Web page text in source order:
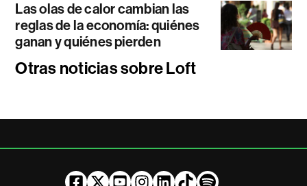
Las olas de calor cambian las
reglas de la economía: quiénes
ganan y quiénes pierden
Otras noticias sobre Loft